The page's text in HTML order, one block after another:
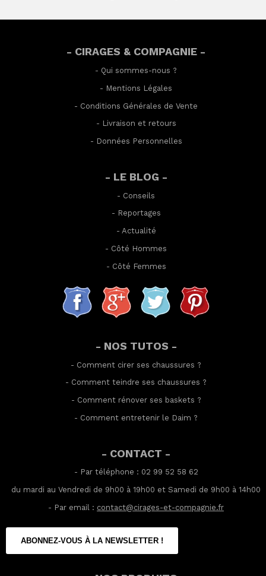
- CIRAGES & COMPAGNIE -
- Qui sommes-nous ?
- Mentions Légales
- Conditions Générales de Vente
- Livraison et retours
- Données Personnelles
- LE BLOG -
- Conseils
- Reportages
- Actualité
- Côté Hommes
- Côté Femmes
- NOS TUTOS -
- Comment cirer ses chaussures ?
- Comment teindre ses chaussures ?
- Comment rénover ses baskets ?
- Comment entretenir le Daim ?
- CONTACT -
- Par téléphone : 02 99 52 58 62
du mardi au Vendredi de 9h00 à 19h00 et Samedi de 9h00 à 14h00
- Par email : contact@cirages-et-compagnie.fr
ABONNEZ-VOUS À LA NEWSLETTER !